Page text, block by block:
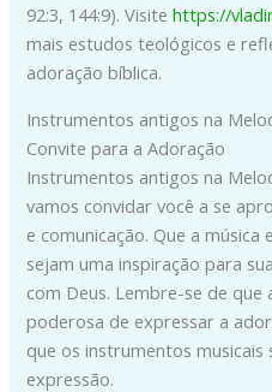
92:3, 144:9). Visitehttps://
mais estudos teológicos e
adoração bíblica.
Instrumentos antigos na
Convite para a Adoração
Instrumentos antigos na
vamos convidar você a se
e comunicação. Que a
sejam uma inspiração para
com Deus. Lembre-se de que
poderosa de expressar a
que os instrumentos musicais
expressão.